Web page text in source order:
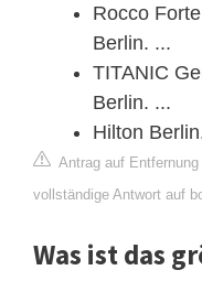
Rocco
Berlin. ...
TITANIC
Berlin. ...
Hilton
Antrag auf
vollständige Antwort auf
Was ist das